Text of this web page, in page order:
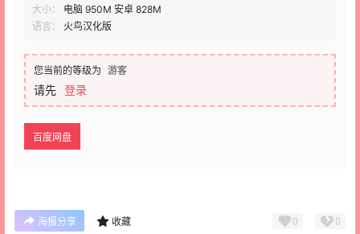
大小：
电脑 950M 安卓 828M
语言：
火鸟汉化版
您当前的等级为 游客
请先 登录
百度网盘
海报分享 收藏 0 0